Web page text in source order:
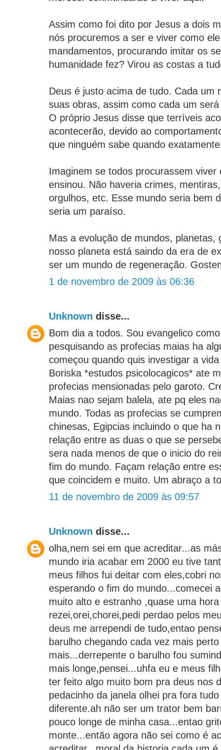
Assim como foi dito por Jesus a dois
nós procuremos a ser e viver como
mandamentos, procurando imitar os
humanidade fez? Virou as costas a
Deus é justo acima de tudo. Cada um
suas obras, assim como cada um
O próprio Jesus disse que terríveis
acontecerão, devido ao
que ninguém sabe quando
Imaginem se todos procurassem viver
ensinou. Não haveria crimes,
orgulhos, etc. Esse mundo seria bem
seria um paraíso.
Mas a evolução de mundos, planetas,
nosso planeta está saindo da era de
ser um mundo de regeneração.
1 de novembro de 2009 às 06:36
Unknown disse...
Bom dia a todos. Sou evangelico
pesquisando as profecias maias ha
começou quando quis investigar a
Boriska *estudos psicolocagicos* ate
profecias mensionadas pelo garoto.
Maias nao sejam balela, ate pq eles
mundo. Todas as profecias se
chinesas, Egipcias incluindo o que ha
relação entre as duas o que se
sera nada menos de que o inicio do
fim do mundo. Façam relação entre
que coincidem e muito. Um abraço a
11 de novembro de 2009 às 09:57
Unknown disse...
olha,nem sei em que acreditar...as
mundo iria acabar em 2000 eu tive
meus filhos fui deitar com eles,cobri
esperando o fim do mundo...comecei
muito alto e estranho ,quase uma
rezei,orei,chorei,pedi perdao pelos
deus me arrependi de tudo,entao
barulho chegando cada vez mais
mais...derrepente o barulho fou
mais longe,pensei...uhfa eu e meus
ter feito algo muito bom pra deus nos
pedacinho da janela olhei pra fora
diferente.ah não ser um trator bem
pouco longe de minha casa...entao
monte...então agora não sei como é